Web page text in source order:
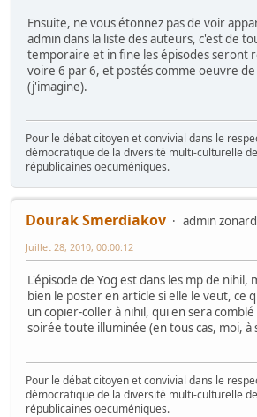
Ensuite, ne vous étonnez pas de voir
admin dans la liste des auteurs, c'est de
temporaire et in fine les épisodes seront
voire 6 par 6, et postés comme oeuvre
(j'imagine).
Pour le débat citoyen et convivial dans le
démocratique de la diversité multi-culturelle
républicaines oecuméniques.
Dourak Smerdiakov
admin zonard
Juillet 28, 2010, 00:00:12
L'épisode de Yog est dans les mp de nihil,
bien le poster en article si elle le veut, ce
un copier-coller à nihil, qui en sera
soirée toute illuminée (en tous cas, moi, à
Pour le débat citoyen et convivial dans le
démocratique de la diversité multi-culturelle
républicaines oecuméniques.